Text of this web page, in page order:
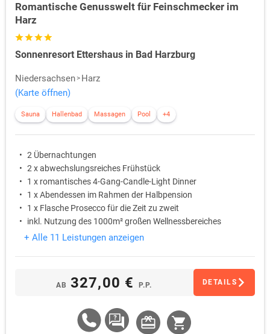
Romantische Genusswelt für Feinschmecker im
Harz
Sonnenresort Ettershaus in Bad Harzburg
Niedersachsen
Harz
(Karte öffnen)
Sauna Hallenbad Massagen Pool +4
2 Übernachtungen
2 x abwechslungsreiches Frühstück
1 x romantisches 4-Gang-Candle-Light Dinner
1 x Abendessen im Rahmen der Halbpension
1 x Flasche Prosecco für die Zeit zu zweit
inkl. Nutzung des 1000m² großen Wellnessbereiches
+ Alle 11 Leistungen anzeigen
AB 327,00 € P.P. DETAILS